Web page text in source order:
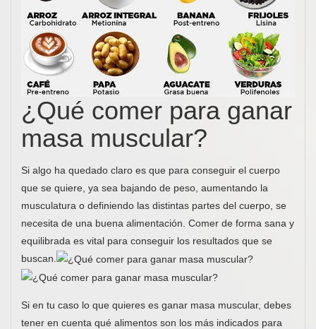
¿Qué comer para ganar
masa muscular?
Si algo ha quedado claro es que para conseguir el cuerpo
que se quiere, ya sea bajando de peso, aumentando la
musculatura o definiendo las distintas partes del cuerpo, se
necesita de una buena alimentación. Comer de forma sana y
equilibrada es vital para conseguir los resultados que se
buscan.
Si en tu caso lo que quieres es ganar masa muscular, debes
tener en cuenta qué alimentos son los más indicados para